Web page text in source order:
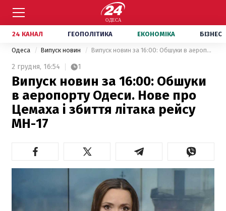
24 КАНАЛ ГЕОПОЛІТИКА ЕКОНОМІКА БІЗНЕС
Одеса Випуск новин Випуск новин за 16:00: Обшуки в аеропорту Одеси. Нове про Цемаха і збиття літака рейсу МН-17
2 грудня, 16:54 1
Випуск новин за 16:00: Обшуки
в аеропорту Одеси. Нове про
Цемаха і збиття літака рейсу
МН-17